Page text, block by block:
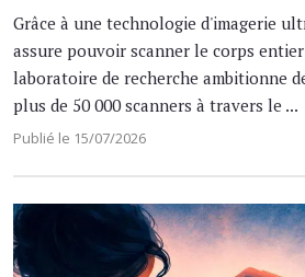
Grâce à une technologie d'imagerie
assure pouvoir scanner le corps entier
laboratoire de recherche ambitionne
plus de 50 000 scanners à travers le ...
Publié le 15/07/2026